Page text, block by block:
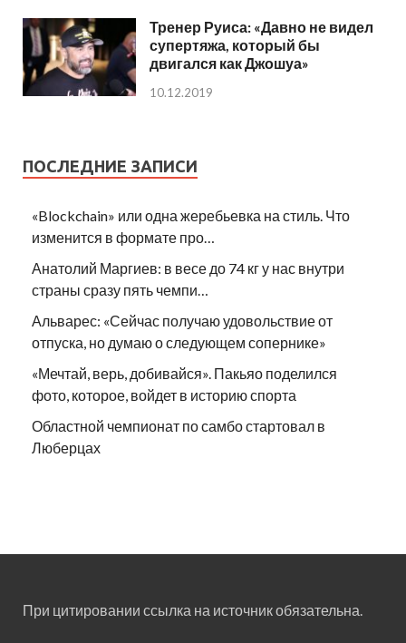
Тренер Руиса: «Давно не видел
супертяжа, который бы
двигался как Джошуа»
10.12.2019
ПОСЛЕДНИЕ ЗАПИСИ
«Blockchain» или одна жеребьевка на стиль. Что
изменится в формате про…
Анатолий Маргиев: в весе до 74 кг у нас внутри
страны сразу пять чемпи…
Альварес: «Сейчас получаю удовольствие от
отпуска, но думаю о следующем сопернике»
«Мечтай, верь, добивайся». Пакьяо поделился
фото, которое, войдет в историю спорта
Областной чемпионат по самбо стартовал в
Люберцах
При цитировании ссылка на источник обязательна.